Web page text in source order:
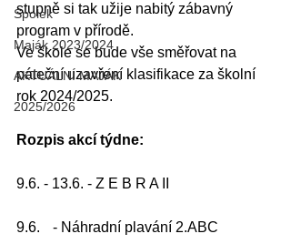
Spolek
Maják 2023/2024
AKTUÁLNÍ MAJÁK
2025/2026
stupně si tak užije nabitý zábavný
program v přírodě.
Ve škole se bude vše směřovat na
páteční uzavření klasifikace za školní
rok 2024/2025.
Rozpis akcí týdne:
9.6. - 13.6. - Z E B R A II
9.6. 	- Náhradní plavání 2.ABC